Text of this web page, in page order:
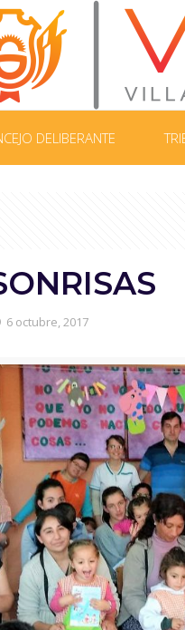
DELIBERANTE
6 octubre, 2017